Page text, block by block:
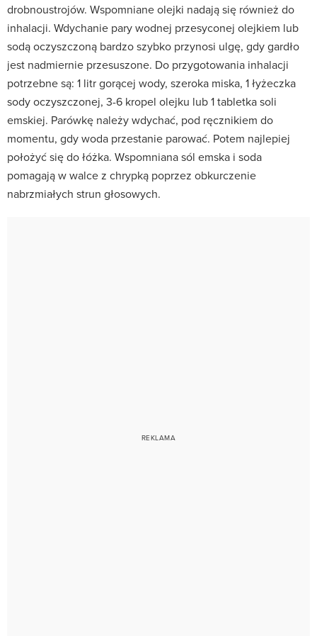
drobnoustrojów. Wspomniane olejki nadają się również do
inhalacji. Wdychanie pary wodnej przesyconej olejkiem lub
sodą oczyszczoną bardzo szybko przynosi ulgę, gdy gardło
jest nadmiernie przesuszone. Do przygotowania inhalacji
potrzebne są: 1 litr gorącej wody, szeroka miska, 1 łyżeczka
sody oczyszczonej, 3-6 kropel olejku lub 1 tabletka soli
emskiej. Parówkę należy wdychać, pod ręcznikiem do
momentu, gdy woda przestanie parować. Potem najlepiej
położyć się do łóżka. Wspomniana sól emska i soda
pomagają w walce z chrypką poprzez obkurczenie
nabrzmiałych strun głosowych.